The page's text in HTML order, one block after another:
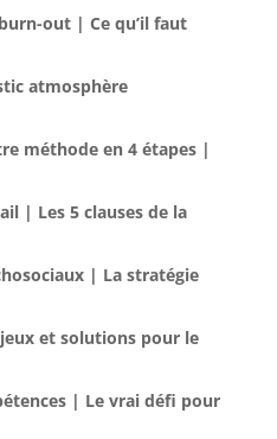
out | Ce qu’il faut
atmosphère
méthode en 4 étapes |
| Les 5 clauses de la
| La stratégie
et solutions pour le
| Le vrai défi pour